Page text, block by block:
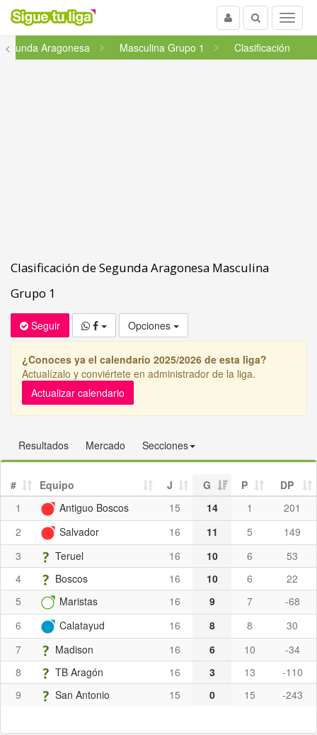
Menu
Buscar
Usuario
<
Aragonesa Masculina Grupo 1 Clasificación
Clasificación de Segunda Aragonesa Masculina
Grupo 1
Seguir Opciones
¿Conoces ya el calendario 2025/2026 de esta liga?
Actualízalo y conviértete en administrador de la liga.
Actualizar calendario
Resultados Mercado Secciones
# Equipo J G P
DP
1
Antiguo Boscos 15 14 1
201
2
Salvador 16 11 5
149
3
Teruel 16 10 6
53
4
Boscos 16 10 6
22
5
Maristas 16 9 7
-68
6
Calatayud 16 8 8
30
7
Madison 16 6 10
-34
8
TB Aragón 16 3 13
-110
9
San Antonio 15 0 15 -243